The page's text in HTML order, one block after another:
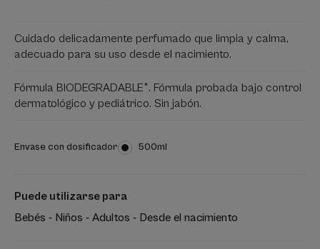
Cuidado delicadamente perfumado que limpia y calma,
adecuado para su uso desde el nacimiento.
Fórmula BIODEGRADABLE*. Fórmula probada bajo control
dermatológico y pediátrico. Sin jabón.
Envase con dosificador
Envase
500ml
Puede utilizarse para
Bebés - Niños - Adultos - Desde el nacimiento